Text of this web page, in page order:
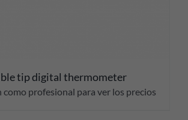
tip digital thermometer
como profesional para ver los precios